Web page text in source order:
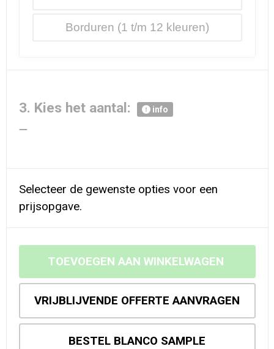
Borduren
3. Kies het aantal: info
Selecteer de gewenste opties voor een
prijsopgave.
TOEVOEGEN AAN WINKELWAGEN
VRIJBLIJVENDE OFFERTE AANVRAGEN
BESTEL BLANCO SAMPLE